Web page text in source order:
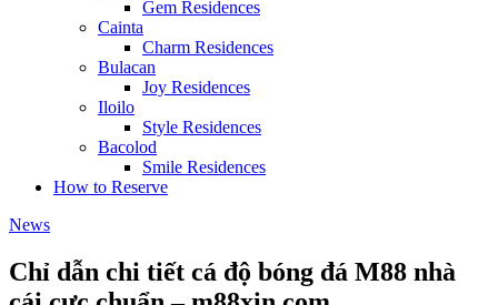
Gem Residences
Cainta
Charm Residences
Bulacan
Joy Residences
Iloilo
Style Residences
Bacolod
Smile Residences
How to Reserve
News
Chỉ dẫn chi tiết cá độ bóng đá M88 nhà